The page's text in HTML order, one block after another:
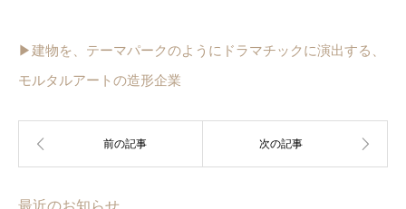
▶︎建物を、テーマパークのようにドラマチックに演出する、
モルタルアートの造形企業
最近のお知らせ